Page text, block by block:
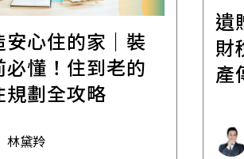
安心住的家｜裝
必懂！住到老的
規劃全攻略
林黛羚
遺
財
產